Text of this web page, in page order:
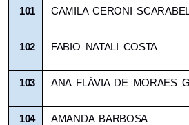
101 CAMILA CERONI
102 FABIO NATALI COSTA
103 ANA FLÁVIA DE MORAES
104 AMANDA BARBOSA